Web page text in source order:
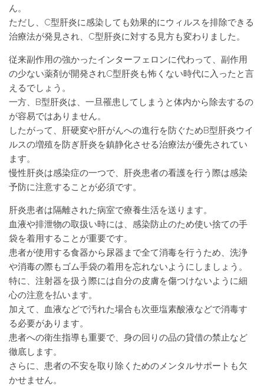
ん。
ただし、C型肝炎に感染しても効果的にウィルスを排除できる
治療法が発見され、C型肝炎に対する見方も変わりました。
従来副作用の強かったインターフェロンに代わって、副作用
の少ない薬剤が開発されC型肝炎も怖くない時代に入ったと言
えるでしょう。
一方、B型肝炎は、一旦罹患してしまうと体内から除去するの
が容易ではありません。
したがって、肝硬変や肝がんへの進行を防ぐためB型肝炎ウイ
ルスの増殖を防ぎ肝炎を鎮静化させる治療法が優先されてい
ます。
慢性肝炎は感染症の一つで、肝炎患者の看護を行う際は感染
予防に注意することが必須です。
肝炎患者は隔離された病室で療養生活を送ります。
血液や排泄物の取扱い時には、感染防止のため使い捨ての手
袋を着用することが重要です。
患者が使用する食器から尿器まで全て消毒を行うため、洗浄
や消毒の際もゴム手袋の着用を忘れないようにしましょう。
特に、注射器を扱う際には自分の皮膚を傷つけないように細
心の注意を払います。
加えて、血液などで汚れた場合も次亜塩素酸液などで消毒す
る必要があります。
患者への衛生指導も重要で、身の回りの品の貸借の禁止など
徹底します。
さらに、患者の不安を取り除くためのメンタルサポートも欠
かせません。